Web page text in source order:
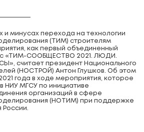
и минусах перехода на технологии
(ТИМ) строителям
как первый объединенный
«ТИМ-СООБЩЕСТВО 2021. ЛЮДИ.
считает президент Национального
(НОСТРОЙ) Антон Глушков. Об этом
года в ходе мероприятия, которое
НИУ МГСУ по инициативе
организаций в сфере
(НОТИМ) при поддержке